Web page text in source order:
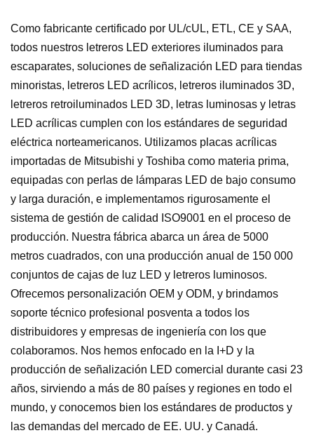
Como fabricante certificado por UL/cUL, ETL, CE y SAA,
todos nuestros letreros LED exteriores iluminados para
escaparates, soluciones de señalización LED para tiendas
minoristas, letreros LED acrílicos, letreros iluminados 3D,
letreros retroiluminados LED 3D, letras luminosas y letras
LED acrílicas cumplen con los estándares de seguridad
eléctrica norteamericanos. Utilizamos placas acrílicas
importadas de Mitsubishi y Toshiba como materia prima,
equipadas con perlas de lámparas LED de bajo consumo
y larga duración, e implementamos rigurosamente el
sistema de gestión de calidad ISO9001 en el proceso de
producción. Nuestra fábrica abarca un área de 5000
metros cuadrados, con una producción anual de 150 000
conjuntos de cajas de luz LED y letreros luminosos.
Ofrecemos personalización OEM y ODM, y brindamos
soporte técnico profesional posventa a todos los
distribuidores y empresas de ingeniería con los que
colaboramos. Nos hemos enfocado en la I+D y la
producción de señalización LED comercial durante casi 23
años, sirviendo a más de 80 países y regiones en todo el
mundo, y conocemos bien los estándares de productos y
las demandas del mercado de EE. UU. y Canadá.